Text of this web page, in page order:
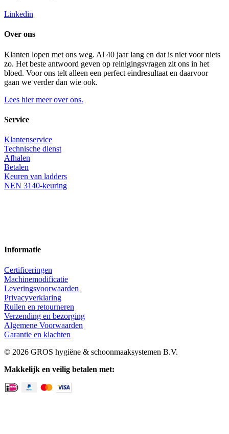
Linkedin
Over ons
Klanten lopen met ons weg. Al 40 jaar lang en dat is niet voor niets
zo. Het beste antwoord geven op reinigingsvragen zit ons in het
bloed. Voor ons telt alleen een perfect eindresultaat en daarvoor
gaan we verder dan wie ook.
Lees hier meer over ons.
Service
Klantenservice
Technische dienst
Afhalen
Betalen
Keuren van ladders
NEN 3140-keuring
Informatie
Certificeringen
Machinemodificatie
Leveringsvoorwaarden
Privacyverklaring
Ruilen en retourneren
Verzending en bezorging
Algemene Voorwaarden
Garantie en klachten
© 2026 GROS hygiëne & schoonmaaksystemen B.V.
Makkelijk en veilig betalen met: